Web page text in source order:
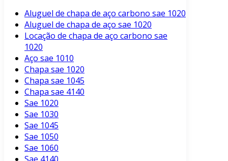
Aluguel de chapa de aço carbono sae 1020
Aluguel de chapa de aço sae 1020
Locação de chapa de aço carbono sae
1020
Aço sae 1010
Chapa sae 1020
Chapa sae 1045
Chapa sae 4140
Sae 1020
Sae 1030
Sae 1045
Sae 1050
Sae 1060